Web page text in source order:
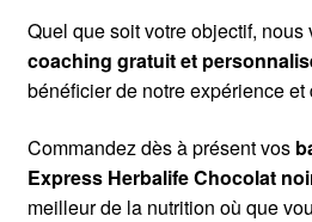
Quel que soit votre objectif,
coaching gratuit et
bénéficier de notre expérience
Commandez dès à présent vos
Express Herbalife Chocolat
meilleur de la nutrition où que